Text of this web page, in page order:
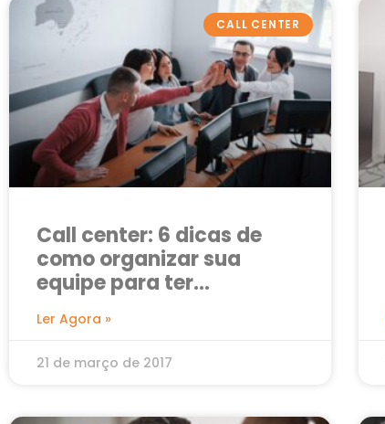
CALL CENTER
Call center: 6 dicas de
como organizar sua
equipe para ter
resultados
Ler Agora »
21 de março de 2017